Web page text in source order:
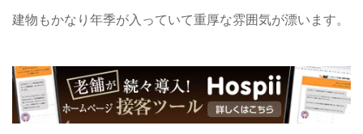
建物もかなり年季が入っていて重厚な雰囲気が漂います。